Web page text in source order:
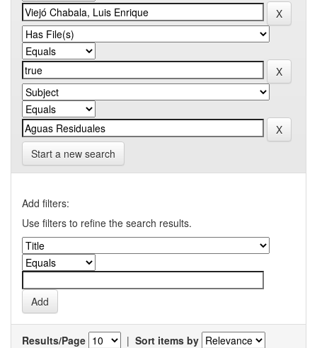
Start a new search
Add filters:
Use filters to refine the search results.
Results/Page | Sort items by